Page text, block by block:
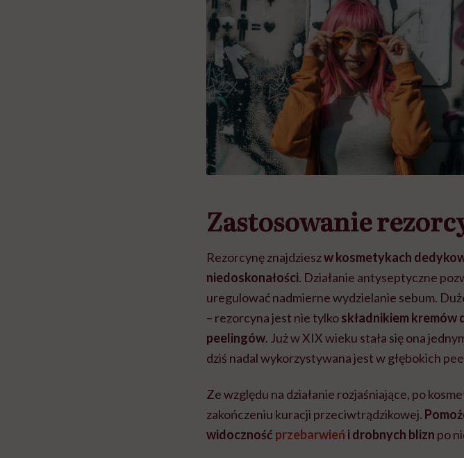
Zastosowanie
Rezorcynę znajdzieszw kosmetykach
niedoskonałości. Działanie antyseptyczne
uregulować nadmierne wydzielanie sebum.
– rezorcyna jest nie tylkoskładnikiem kremów
peelingów. Już w XIX wieku stała się ona
dziś nadal wykorzystywana jest w głębokich
Ze względu na działanie rozjaśniające, po
zakończeniu kuracji przeciwtrądzikowej.
widoczność przebarwień i drobnych blizn po